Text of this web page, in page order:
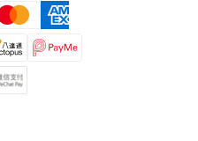
付
款
方
式